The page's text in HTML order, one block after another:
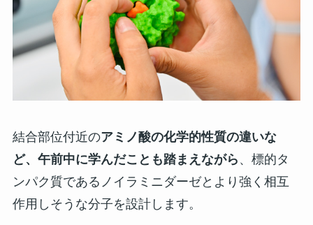
結合部位付近のアミノ酸の化学的性質の違いな
ど、午前中に学んだことも踏まえながら 、標的タ
ンパク質であるノイラミニダーゼとより強く相互
作用しそうな分子を設計します。